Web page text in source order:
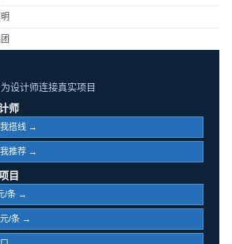
设计师连接真实项目
师
搭线 →
推荐 →
目
/条 →
元/条 →